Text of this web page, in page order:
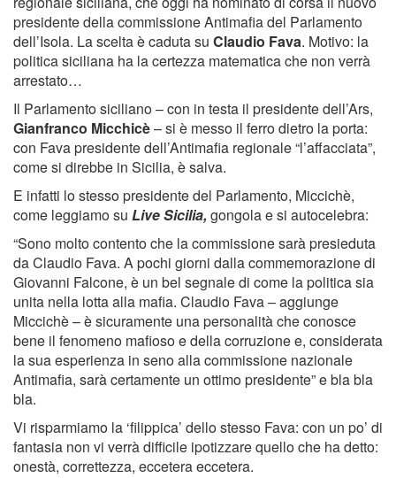
presidente della commissione Antimafia del Parlamento
dell’Isola. La scelta è caduta su Claudio Fava. Motivo: la
politica siciliana ha la certezza matematica che non verrà
arrestato…
Il Parlamento siciliano – con in testa il presidente dell’Ars,
Gianfranco Micchicè– si è messo il ferro dietro la porta:
con Fava presidente dell’Antimafia regionale “l’affacciata”,
come si direbbe in Sicilia, è salva.
E infatti lo stesso presidente del Parlamento, Miccichè,
come leggiamo su Live Sicilia, gongola e si autocelebra:
“Sono molto contento che la commissione sarà presieduta
da Claudio Fava. A pochi giorni dalla commemorazione di
Giovanni Falcone, è un bel segnale di come la politica sia
unita nella lotta alla mafia. Claudio Fava – aggiunge
Miccichè – è sicuramente una personalità che conosce
bene il fenomeno mafioso e della corruzione e, considerata
la sua esperienza in seno alla commissione nazionale
Antimafia, sarà certamente un ottimo presidente” e bla bla
bla.
Vi risparmiamo la ‘filippica’ dello stesso Fava: con un po’ di
fantasia non vi verrà difficile ipotizzare quello che ha detto:
onestà, correttezza, eccetera eccetera.